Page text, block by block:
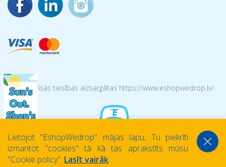
© 2026 Visas tiesības aizsargātas https://www.eshopwedrop.lv/
Lietojot ''EshopWedrop'' mājas lapu, Tu piekrīti
izmantot ''cookies'' tā kā tas aprakstīts mūsu
''Cookie policy''. Lasīt vairāk